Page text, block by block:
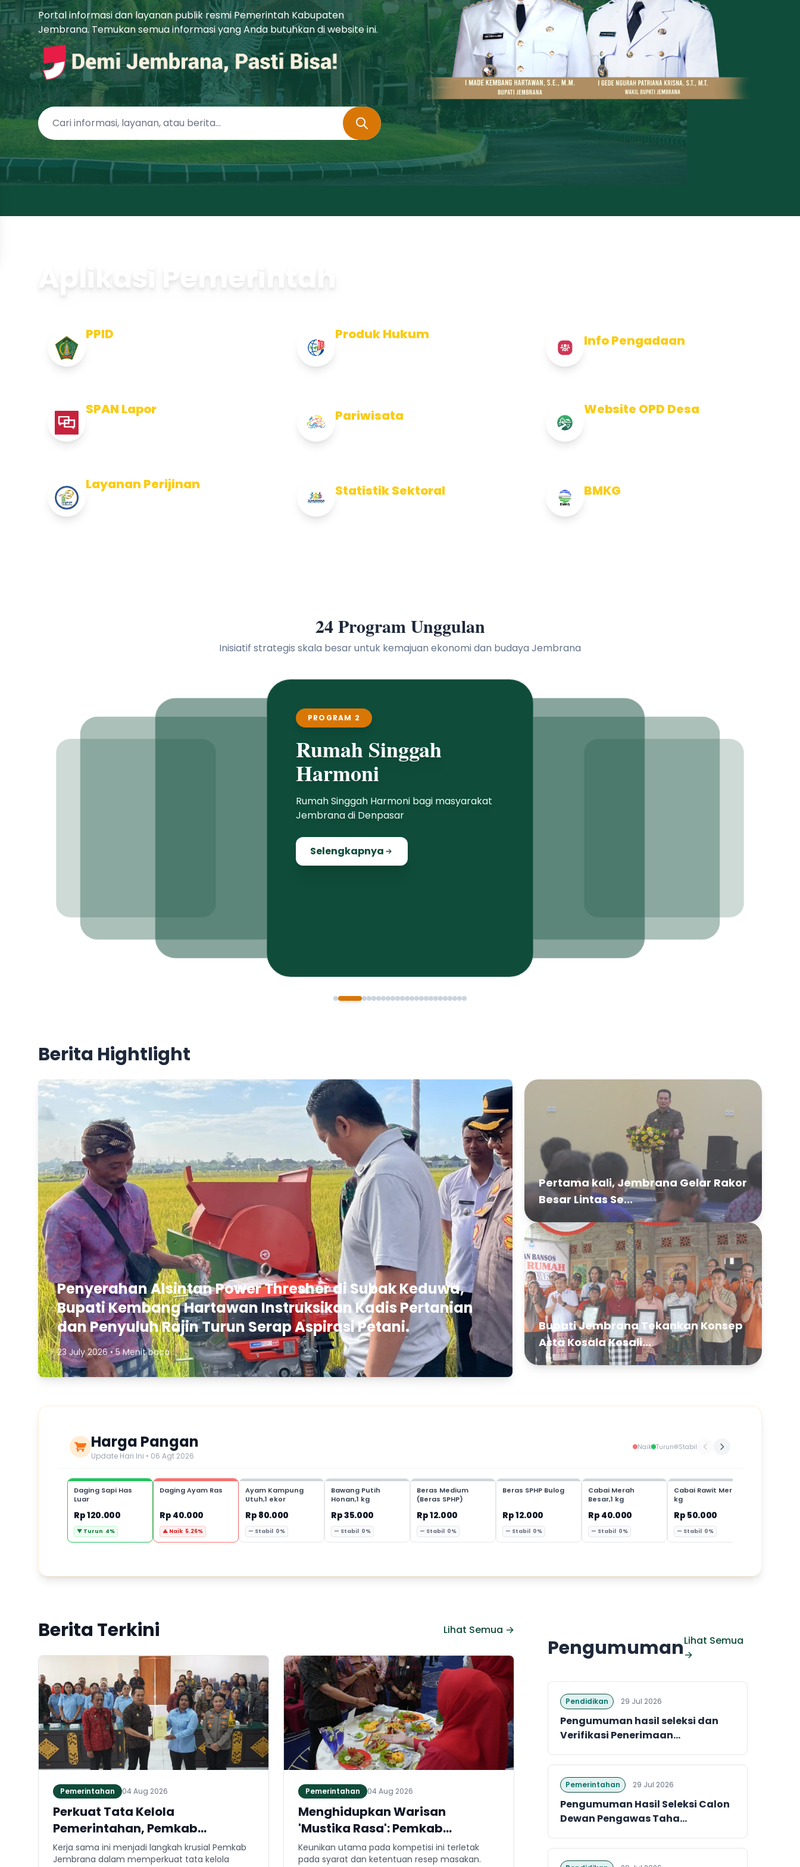
Portal informasi dan layanan publik resmi Pemerintah Kabupaten
Jembrana. Temukan semua informasi yang Anda butuhkan di website ini.
Aplikasi Pemerintah
PPID Produk Hukum Info Pengadaan
SPAN Lapor Pariwisata Website OPD Desa
Layanan Perijinan Statistik Sektoral BMKG
24 Program Unggulan
Inisiatif strategis skala besar untuk kemajuan ekonomi dan budaya Jembrana
PROGRAM 2
Rumah Singgah
Harmoni
Rumah Singgah Harmoni bagi masyarakat
Jembrana di Denpasar
Selengkapnya
Berita Hightlight
Penyerahan Alsintan Power Thresher di Subak Keduwa,
Bupati Kembang Hartawan Instruksikan Kadis Pertanian
dan Penyuluh Rajin Turun Serap Aspirasi Petani.
23 July 2026 • 5 Menit baca
Pertama kali, Jembrana Gelar Rakor
Besar Lintas Se...
Bupati Jembrana Tekankan Konsep
Asta Kosala Kosali...
Harga Pangan
Update Hari Ini • 06 Agt 2026
Naik Turun Stabil
Daging Sapi Has
Luar
Rp 120.000
▼ Turun 4%
Daging Ayam Ras
Rp 40.000
▲ Naik 5.26%
Ayam Kampung
Utuh,1 ekor
Rp 80.000
— Stabil 0%
Bawang Putih
Honan,1 kg
Rp 35.000
— Stabil 0%
Beras Medium
(Beras SPHP)
Rp 12.000
— Stabil 0%
Beras SPHP Bulog
Rp 12.000
— Stabil 0%
Cabai Merah
Besar,1 kg
Rp 40.000
— Stabil 0%
Cabai Rawit Merah,1
kg
Rp 50.000
— Stabil 0%
Berita Terkini Lihat Semua →
Pemerintahan 04 Aug 2026
Perkuat Tata Kelola
Pemerintahan, Pemkab
Jembrana dan Kejari Jembrana
Sepakati Kerja Sama Hukum
Kerja sama ini menjadi langkah krusial Pemkab
Jembrana dalam memperkuat tata kelola
Pemerintahan 04 Aug 2026
Menghidupkan Warisan
'Mustika Rasa': Pemkab
Jembrana Gali Keteladanan
Bung Karno Lewat Lomba Cipta
Keunikan utama pada kompetisi ini terletak
pada syarat dan ketentuan resep masakan.
PengumumanLihat Semua
→
Pendidikan 29 Jul 2026
Pengumuman hasil seleksi dan
Verifikasi Penerimaan...
Pemerintahan 29 Jul 2026
Pengumuman Hasil Seleksi Calon
Dewan Pengawas Taha...